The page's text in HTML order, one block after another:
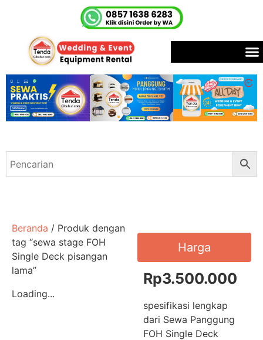
Beranda / Produk dengan
tag “sewa stage FOH
Single Deck pisangan
lama”
Loading...
Harga
Rp3.500.000
spesifikasi lengkap
dari Sewa Panggung
FOH Single Deck